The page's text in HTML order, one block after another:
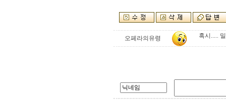
오페라의유령 혹시.....